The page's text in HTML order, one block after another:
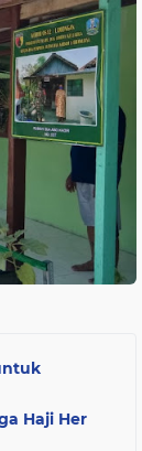
Haji Her